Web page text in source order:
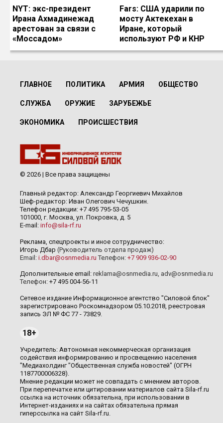
NYT: экс-президент
Ирана Ахмадинежад
арестован за связи с
«Моссадом»
Fars: США ударили по
мосту Актекехан в
Иране, который
используют РФ и КНР
ГЛАВНОЕ ПОЛИТИКА АРМИЯ ОБЩЕСТВО
СЛУЖБА ОРУЖИЕ ЗАРУБЕЖЬЕ
ЭКОНОМИКА ПРОИСШЕСТВИЯ
© 2026 | Все права защищены
Главный редактор: Александр Георгиевич Михайлов
Шеф-редактор: Иван Олегович Чечушкин.
Телефон редакции: +7 495 795-53-05
101000, г. Москва, ул. Покровка, д. 5
E-mail: info@sila-rf.ru
Реклама, спецпроекты и иное сотрудничество:
Игорь Дбар (Руководитель отдела продаж)
Email: i.dbar@osnmedia.ru Телефон: +7 909 936-02-90
Дополнительные email: reklama@osnmedia.ru, adv@osnmedia.ru
Телефон: +7 495 004-56-11
Сетевое издание Информационное агентство "Силовой блок"
зарегистрировано Роскомнадзором 05.10.2018, реестровая
запись ЭЛ № ФС 77 - 73829.
18+
Учредитель: Автономная некоммерческая организация
содействия информированию и просвещению населения
"Медиахолдинг "Общественная служба новостей" (ОГРН
1187700006328).
Мнение редакции может не совпадать с мнением авторов.
При перепечатке или цитировании материалов сайта Sila-rf.ru
ссылка на источник обязательна, при использовании в
Интернет-изданиях и на сайтах обязательна прямая
гиперссылка на сайт Sila-rf.ru.